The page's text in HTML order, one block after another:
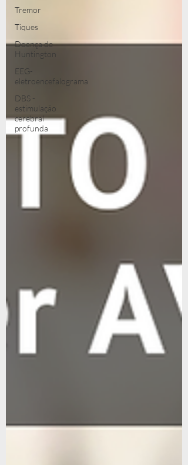
Tremor
Tiques
Doença de
Huntington
EEG-
eletroencefalograma
DBS -
estimulação
cerebral
profunda